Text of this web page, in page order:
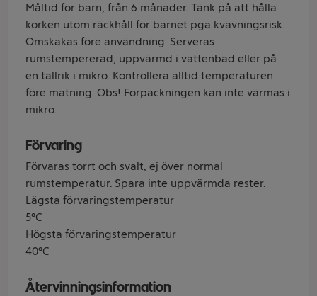
Måltid för barn, från 6 månader. Tänk på att hålla
korken utom räckhåll för barnet pga kvävningsrisk.
Omskakas före användning. Serveras
rumstempererad, uppvärmd i vattenbad eller på
en tallrik i mikro. Kontrollera alltid temperaturen
före matning. Obs! Förpackningen kan inte värmas i
mikro.
Förvaring
Förvaras torrt och svalt, ej över normal
rumstemperatur. Spara inte uppvärmda rester.
Lägsta förvaringstemperatur
5°C
Högsta förvaringstemperatur
40°C
Återvinningsinformation